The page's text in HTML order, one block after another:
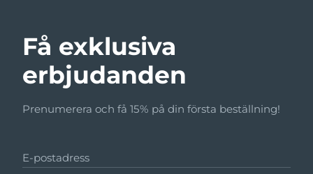
Få exklusiva
erbjudanden
Prenumerera och få 15% på din första beställning!
E-postadress